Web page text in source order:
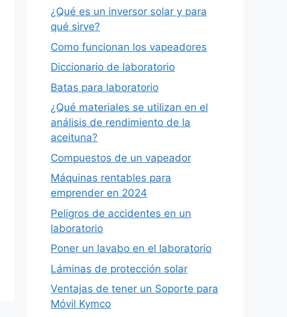
¿Qué es un inversor solar y para
qué sirve?
Como funcionan los vapeadores
Diccionario de laboratorio
Batas para laboratorio
¿Qué materiales se utilizan en el
análisis de rendimiento de la
aceituna?
Compuestos de un vapeador
Máquinas rentables para
emprender en 2024
Peligros de accidentes en un
laboratorio
Poner un lavabo en el laboratorio
Láminas de protección solar
Ventajas de tener un Soporte para
Móvil Kymco